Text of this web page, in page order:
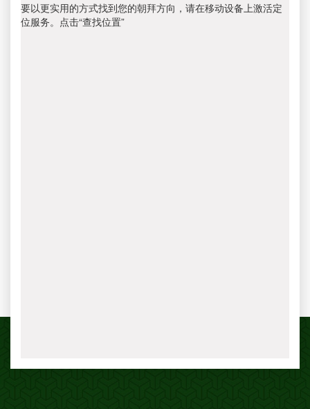
要以更实用的方式找到您的朝拜方向，请在移动设备上激活定
位服务。点击“查找位置”